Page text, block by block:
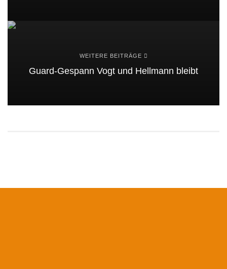
WEITERE BEITRÄGE
Guard-Gespann Vogt und Hellmann bleibt